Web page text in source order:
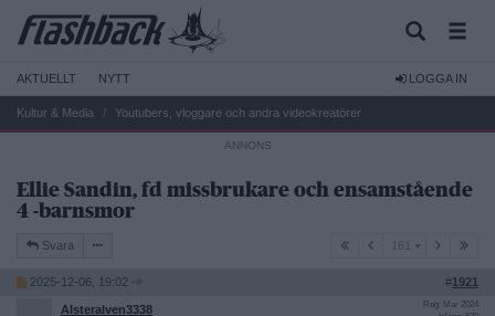
AKTUELLT NYTT LOGGA IN
Kultur & Media Youtubers, vloggare och andra videokreatörer
Ellie Sandin, fd missbrukare och ensamstående
4 -barnsmor
Svara 161
2025-12-06, 19:02 #1921
Alsteralven3338
Reg: Mar 2024